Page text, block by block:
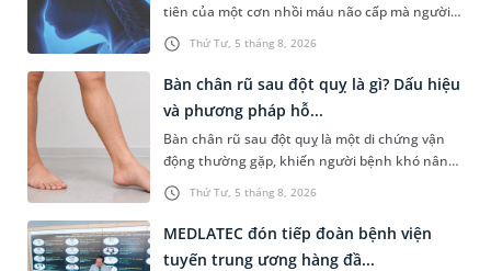
Thứ Tư, 5 tháng 8, 2026
tiên của một cơn nhồi máu não cấp mà người
bệnh không hề hay biết. Tại BVĐK MEDLATEC,
chiến lược chẩn đoán chính...
Thứ Tư, 5 tháng 8, 2026
Bàn chân rũ sau đột quỵ là gì? Dấu hiệu
và phương pháp hỗ...
Bàn chân rũ sau đột quỵ là một di chứng vận
động thường gặp, khiến người bệnh khó nâng
bàn chân khi đi lại, làm tăng nguy cơ vấp ngã và
ảnh hưởng đến khả năn...
MEDLATEC đón tiếp đoàn bệnh viện
tuyến trung ương hàng đầ...